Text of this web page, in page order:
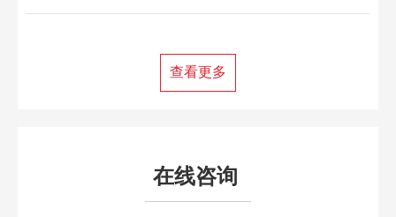
材料对于提高生产效率和降低维护成本至关重要。上海
查看更多
在线咨询